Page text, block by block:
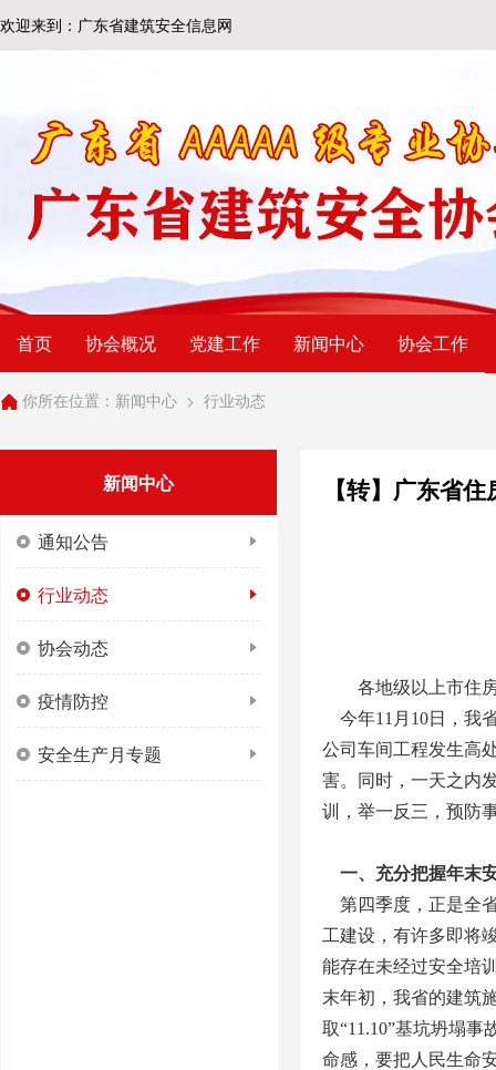
欢迎来到：广东省建筑安全信息网
首页 协会概况 党建工作 新闻中心 协会工作
你所在位置： 新闻中心 > 行业动态
新闻中心
通知公告
行业动态
协会动态
疫情防控
安全生产月专题
【转】广东省
各地级以上市住
今年11月10日，我
公司车间工程发生高
害。同时，一天之内
训，举一反三，预防
一、充分把握年末
第四季度，正是全
工建设，有许多即将
能存在未经过安全培
末年初，我省的建筑
取“11.10”基坑坍塌
命感，要把人民生命